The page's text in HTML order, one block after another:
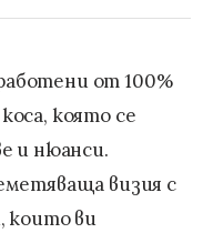
от 100%
която се
и нюанси.
визия с
които ви